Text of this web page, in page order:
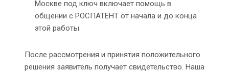
Москве под ключ включает помощь в
общении с РОСПАТЕНТ от начала и до конца
этой работы.
После рассмотрения и принятия положительного
решения заявитель получает свидетельство. Наша